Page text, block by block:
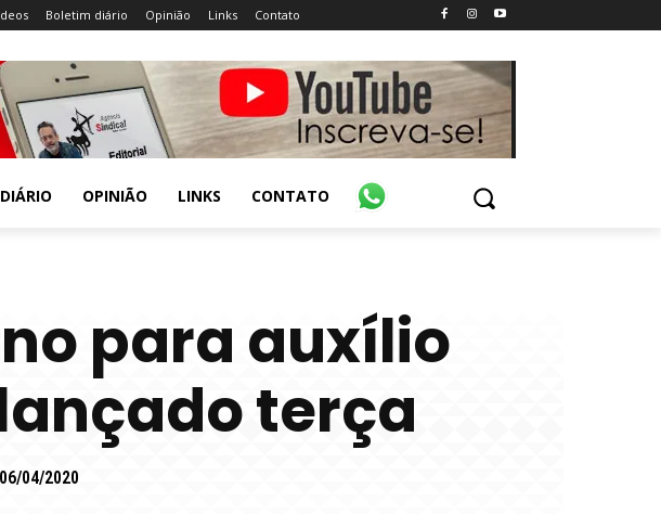
Boletim diário Opinião Links Contato
OPINIÃO LINKS CONTATO
para auxílio
terça
06/04/2020